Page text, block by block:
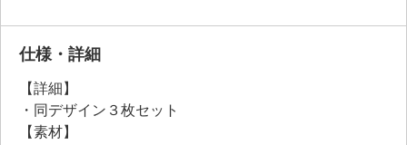
仕様・詳細
【詳細】
・同デザイン３枚セット
【素材】